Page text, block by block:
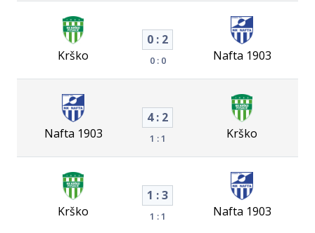
Krško
0 : 2
0 : 0 Nafta 1903
Nafta 1903
4 : 2
1 : 1 Krško
Krško
1 : 3
1 : 1 Nafta 1903